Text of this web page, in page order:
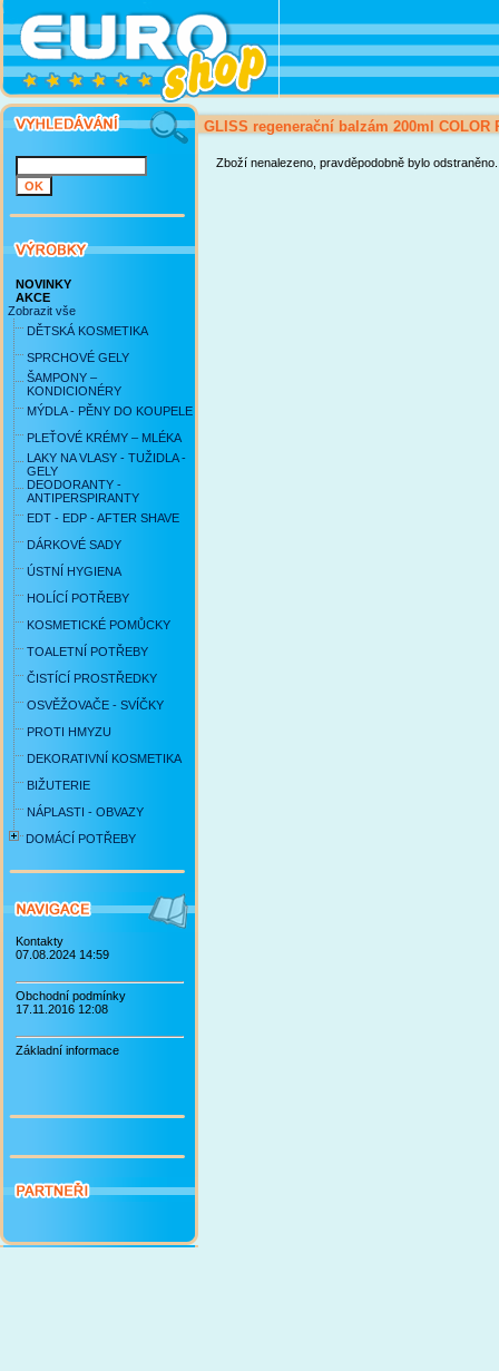
NOVINKY
AKCE
Zobrazit vše
DĚTSKÁ KOSMETIKA
SPRCHOVÉ GELY
ŠAMPONY –
KONDICIONÉRY
MÝDLA - PĚNY DO KOUPELE
PLEŤOVÉ KRÉMY – MLÉKA
LAKY NA VLASY - TUŽIDLA -
GELY
DEODORANTY -
ANTIPERSPIRANTY
EDT - EDP - AFTER SHAVE
DÁRKOVÉ SADY
ÚSTNÍ HYGIENA
HOLÍCÍ POTŘEBY
KOSMETICKÉ POMŮCKY
TOALETNÍ POTŘEBY
ČISTÍCÍ PROSTŘEDKY
OSVĚŽOVAČE - SVÍČKY
PROTI HMYZU
DEKORATIVNÍ KOSMETIKA
BIŽUTERIE
NÁPLASTI - OBVAZY
DOMÁCÍ POTŘEBY
Kontakty
07.08.2024 14:59
Obchodní podmínky
17.11.2016 12:08
Základní informace
GLISS regenerační balzám 200ml COLOR
Zboží nenalezeno, pravděpodobně bylo odstraněno.